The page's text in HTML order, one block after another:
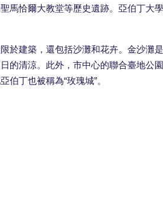
馬恰爾大教堂等歷史遺跡。亞伯丁大
於建築，還包括沙灘和花卉。金沙灘
的清涼。此外，市中心的聯合臺地公
伯丁也被稱為“玫瑰城”。